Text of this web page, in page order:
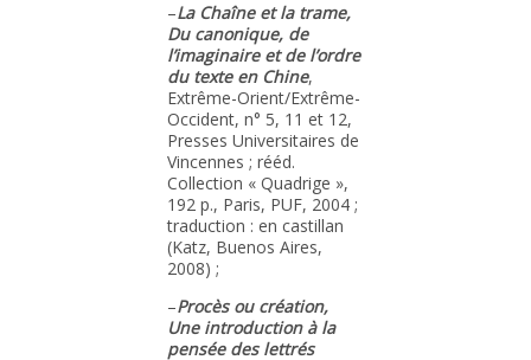
–La Chaîne et la trame,
Du canonique, de
l’imaginaire et de l’ordre
du texte en Chine,
Extrême-Orient/Extrême-
Occident, n° 5, 11 et 12,
Presses Universitaires de
Vincennes ; rééd.
Collection « Quadrige »,
192 p., Paris, PUF, 2004 ;
traduction : en castillan
(Katz, Buenos Aires,
2008) ;
–Procès ou création,
Une introduction à la
pensée des lettrés